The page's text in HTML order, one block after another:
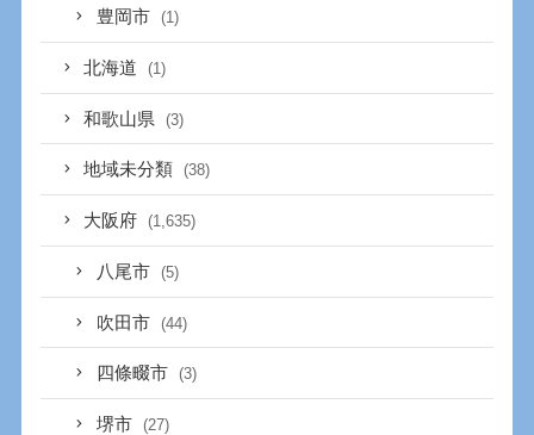
豊岡市 (1)
北海道 (1)
和歌山県 (3)
地域未分類 (38)
大阪府 (1,635)
八尾市 (5)
吹田市 (44)
四條畷市 (3)
堺市 (27)